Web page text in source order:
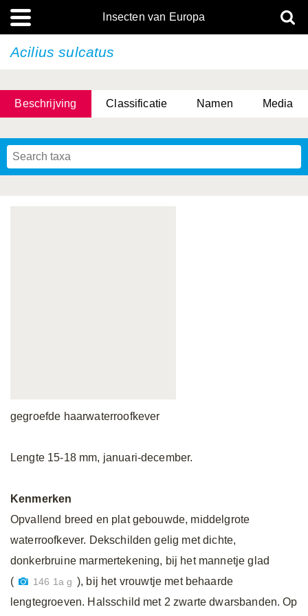
Insecten van Europa
Acilius sulcatus
Beschrijving Classificatie Namen Media
gegroefde haarwaterroofkever
Lengte 15-18 mm, januari-december.
Kenmerken
Opvallend breed en plat gebouwde, middelgrote
waterroofkever. Dekschilden gelig met dichte,
donkerbruine marmertekening, bij het mannetje glad
(
146 1a g ), bij het vrouwtje met behaarde
lengtegroeven. Halsschild met 2 zwarte dwarsbanden. Op